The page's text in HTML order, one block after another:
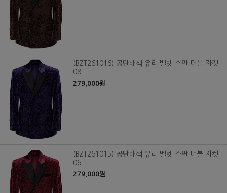
(BZT261016) 공단배색 유리 벨벳 스판 더블 자켓
08
279,000원
(BZT261015) 공단배색 유리 벨벳 스판 더블 자켓
06
279,000원